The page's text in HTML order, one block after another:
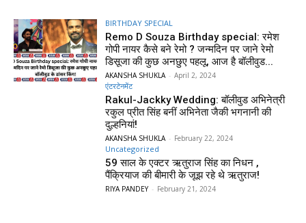
BIRTHDAY SPECIAL
Remo D Souza Birthday special: रमेश
गोपी नायर कैसे बने रेमो ? जन्मदिन पर जाने रेमो
डिसूजा की कुछ अनछुए पहलू, आज है बॉलीवुड...
AKANSHA SHUKLA - April 2, 2024
एंटरटेनमेंट
Rakul-Jackky Wedding: बॉलीवुड अभिनेत्री
रकुल प्रीत सिंह बनीं अभिनेता जैकी भगनानी की
दुल्हनियां!
AKANSHA SHUKLA - February 22, 2024
Uncategorized
59 साल के एक्टर ऋतुराज सिंह का निधन ,
पैंक्रियाज की बीमारी के जूझ रहे थे ऋतुराज!
RIYA PANDEY - February 21, 2024